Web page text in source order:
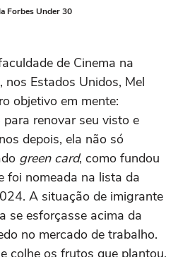
Forbes Under 30
de Cinema na
nos Estados Unidos, Mel
objetivo em mente:
renovar seu visto e
depois, ela não só
green card, como fundou
foi nomeada na lista da
A situação de imigrante
se esforçasse acima da
no mercado de trabalho.
colhe os frutos que plantou.